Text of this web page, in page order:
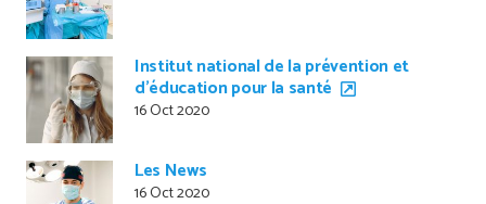
Institut national de la prévention et
d’éducation pour la santé
16 Oct 2020
Les News
16 Oct 2020